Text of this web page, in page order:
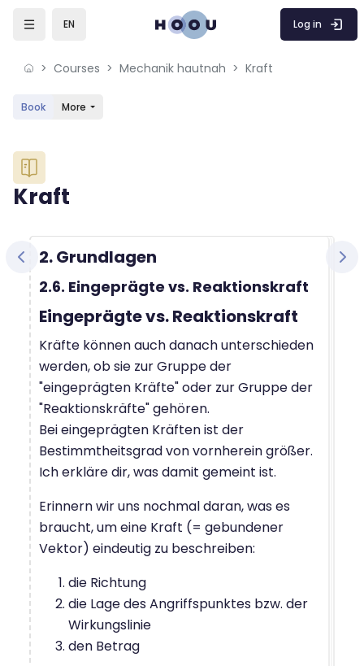
Skip to sidebar navigation menu
Skip to mobile navigation menu
Skip to sidebar hidden blocks
EN Log in
Courses Mechanik hautnah Kraft
Book More
Blocks
Kraft
Blocks
Completion requirements
2. Grundlagen
2.6. Eingeprägte vs. Reaktionskraft
Eingeprägte vs. Reaktionskraft
Kräfte können auch danach unterschieden
werden, ob sie zur Gruppe der
"eingeprägten Kräfte" oder zur Gruppe der
"Reaktionskräfte" gehören.
Bei eingeprägten Kräften ist der
Bestimmtheitsgrad von vornherein größer.
Ich erkläre dir, was damit gemeint ist.
Erinnern wir uns nochmal daran, was es
braucht, um eine Kraft (= gebundener
Vektor) eindeutig zu beschreiben:
die Richtung
die Lage des Angriffspunktes bzw. der
Wirkungslinie
den Betrag